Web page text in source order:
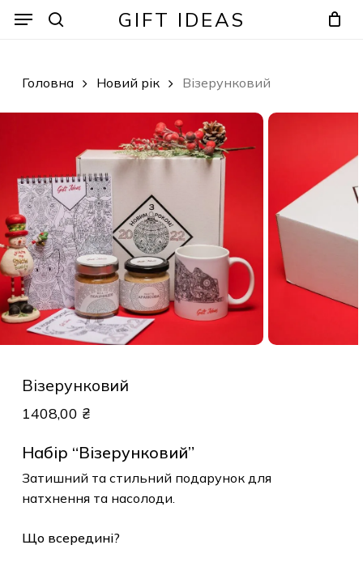
GIFT IDEAS
Menu
Головна Новий рік Візерунковий
Візерунковий
1408,00 ₴
Набір “Візерунковий”
Затишний та стильний подарунок для
натхнення та насолоди.
Що всередині?
Menu